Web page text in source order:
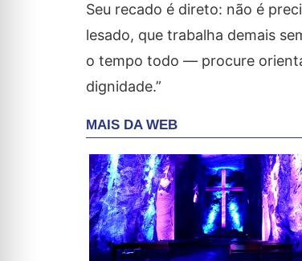
Seu recado é direto: não é
lesado, que trabalha demais
o tempo todo — procure
dignidade.”